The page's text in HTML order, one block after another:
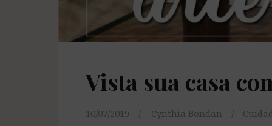
Vista sua casa
10/07/2019 Cynthia Bondan